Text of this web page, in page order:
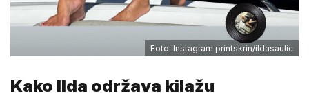
Foto: Instagram printskrin/ildasaulic
Kako Ilda održava kilažu